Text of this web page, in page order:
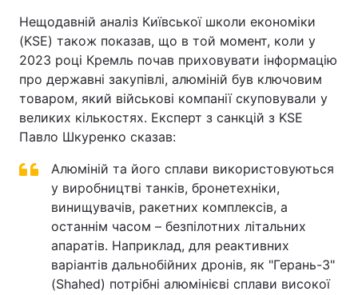
Нещодавній аналіз Київської школи економіки
(KSE) також показав, що в той момент, коли у
2023 році Кремль почав приховувати інформацію
про державні закупівлі, алюміній був ключовим
товаром, який військові компанії скуповували у
великих кількостях. Експерт з санкцій з KSE
Павло Шкуренко сказав:
Алюміній та його сплави використовуються
у виробництві танків, бронетехніки,
винищувачів, ракетних комплексів, а
останнім часом – безпілотних літальних
апаратів. Наприклад, для реактивних
варіантів дальнобійних дронів, як "Герань-3"
(Shahed) потрібні алюмінієві сплави високої